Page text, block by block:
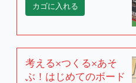
考える×つくる×あそ
ぶ！はじめてのボード